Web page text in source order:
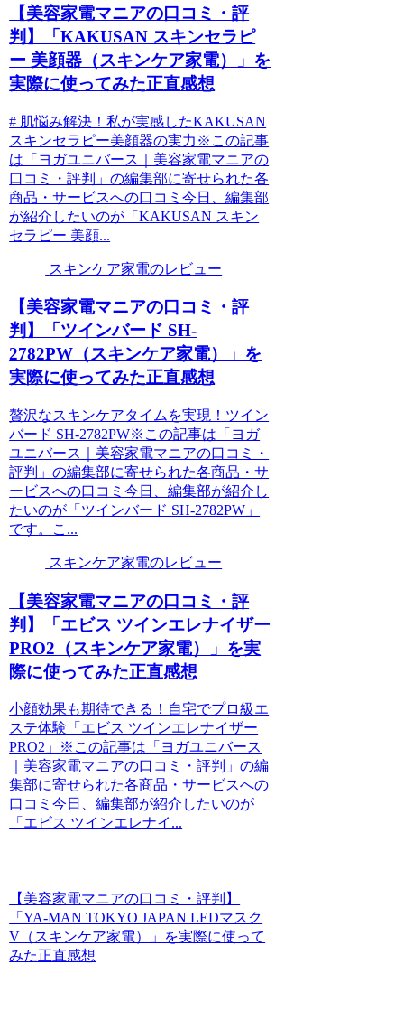
【美容家電マニアの口コミ・評
判】「KAKUSAN スキンセラピ
ー 美顔器（スキンケア家電）」を
実際に使ってみた正直感想
# 肌悩み解決！私が実感したKAKUSAN
スキンセラピー美顔器の実力※この記事
は「ヨガユニバース｜美容家電マニアの
口コミ・評判」の編集部に寄せられた各
商品・サービスへの口コミ今日、編集部
が紹介したいのが「KAKUSAN スキン
セラピー 美顔...
スキンケア家電のレビュー
【美容家電マニアの口コミ・評
判】「ツインバード SH-
2782PW（スキンケア家電）」を
実際に使ってみた正直感想
贅沢なスキンケアタイムを実現！ツイン
バード SH-2782PW※この記事は「ヨガ
ユニバース｜美容家電マニアの口コミ・
評判」の編集部に寄せられた各商品・サ
ービスへの口コミ今日、編集部が紹介し
たいのが「ツインバード SH-2782PW」
です。こ...
スキンケア家電のレビュー
【美容家電マニアの口コミ・評
判】「エビス ツインエレナイザー
PRO2（スキンケア家電）」を実
際に使ってみた正直感想
小顔効果も期待できる！自宅でプロ級エ
ステ体験「エビス ツインエレナイザー
PRO2」※この記事は「ヨガユニバース
｜美容家電マニアの口コミ・評判」の編
集部に寄せられた各商品・サービスへの
口コミ今日、編集部が紹介したいのが
「エビス ツインエレナイ...
【美容家電マニアの口コミ・評判】
「YA-MAN TOKYO JAPAN LEDマスク
V（スキンケア家電）」を実際に使って
みた正直感想